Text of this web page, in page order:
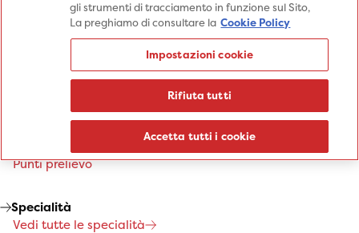
Informazioni
Punti prelievo
Specialità
Vedi tutte le specialità
Prenota una visita
Prenota una visita
gli strumenti di tracciamento in funzione sul Sito,
La preghiamo di consultare la Cookie Policy
Impostazioni cookie
Rifiuta tutti
Accetta tutti i cookie